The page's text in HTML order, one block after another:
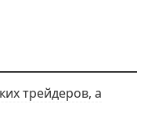
трейдеров, а